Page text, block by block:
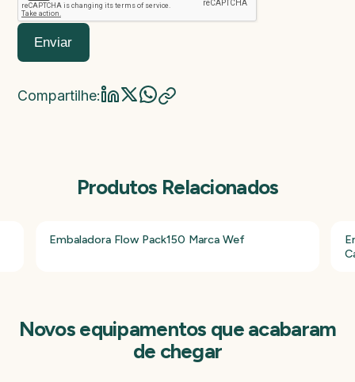
Enviar
Compartilhe:
Produtos Relacionados
Embaladora Flow Pack150 Marca Wef
Novos equipamentos que acabaram
de chegar